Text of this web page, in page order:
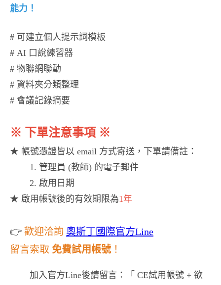
能力！​
# 可建立個人提示詞模板
# AI 口說練習器
# 物聯網聯動
# 資料夾分類整理
# 會議記錄摘要
※ 下單注意事項 ※
★ 帳號憑證皆以 email 方式寄送，下單請備註：
1. 管理員 (教師) 的電子郵件
2. 啟用日期
★ 啟用帳號後的有效期限為1年
👉 歡迎洽詢 奧斯丁國際官方Line
留言索取 免費試用帳號！
加入官方Line後請留言：「 CE試用帳號 + 欲